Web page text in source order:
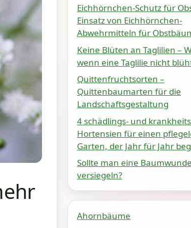
Eichhörnchen-Schutz für
Einsatz von Eichhörnchen-
Abwehrmitteln für
Keine Blüten an Taglilien –
wenn eine Taglilie nicht
Quittenfruchtsorten –
Quittenbaumarten für die
Landschaftsgestaltung
4 schädlings- und
Hortensien für einen
Garten, der Jahr für Jahr
Sollte man eine Baumwunde
versiegeln?
Ahornbäume